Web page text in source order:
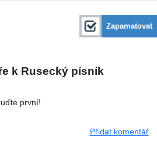
Zapamatovat
k Rusecký písník
první!
Přidat komentář